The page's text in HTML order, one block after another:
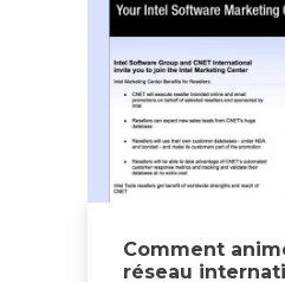
Comment
réseau